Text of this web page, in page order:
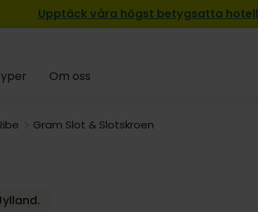
Upptäck våra högst betygsatta hotell
Om oss
Gram Slot & Slotskroen